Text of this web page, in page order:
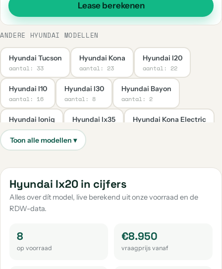
Lease berekenen
ANDERE HYUNDAI MODELLEN
Hyundai Tucson
aantal: 33
Hyundai Kona
aantal: 23
Hyundai I20
aantal: 22
Hyundai I10
aantal: 16
Hyundai I30
aantal: 8
Hyundai Bayon
aantal: 2
Hyundai Ioniq
aantal: 2
Hyundai Ix35
aantal: 2
Hyundai Kona Electric
Hyundai H300 Hyundai I40
Hyundai Santa Fe
aantal: 1
Hyundai Ix20 in cijfers
Alles over dít model, live berekend uit onze voorraad en de
RDW-data.
8
op voorraad
€8.950
vraagprijs vanaf